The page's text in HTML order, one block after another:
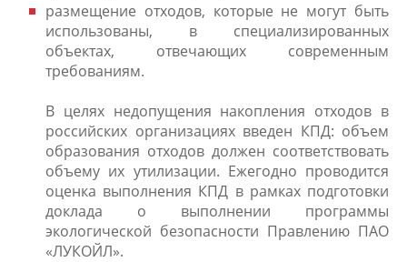
размещение отходов, которые не могут быть
использованы, в специализированных
объектах, отвечающих современным
требованиям.
В целях недопущения накопления отходов в
российских организациях введен КПД: объем
образования отходов должен соответствовать
объему их утилизации. Ежегодно проводится
оценка выполнения КПД в рамках подготовки
доклада о выполнении программы
экологической безопасности Правлению ПАО
«ЛУКОЙЛ».